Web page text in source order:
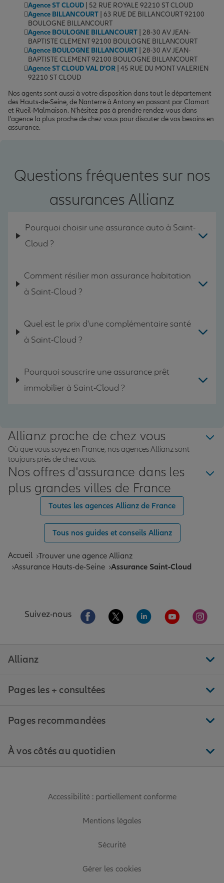
Agence ST CLOUD | 52 RUE ROYALE 92210 ST CLOUD
Agence BILLANCOURT | 63 RUE DE BILLANCOURT 92100
BOULOGNE BILLANCOURT
Agence BOULOGNE BILLANCOURT | 28-30 AV JEAN-
BAPTISTE CLEMENT 92100 BOULOGNE BILLANCOURT
Agence BOULOGNE BILLANCOURT | 28-30 AV JEAN-
BAPTISTE CLEMENT 92100 BOULOGNE BILLANCOURT
Agence ST CLOUD VAL D'OR | 45 RUE DU MONT VALERIEN
92210 ST CLOUD
Nos agents sont aussi à votre disposition dans tout le département
des Hauts-de-Seine, de Nanterre à Antony en passant par Clamart
et Rueil-Malmaison. N'hésitez pas à prendre rendez-vous dans
l'agence la plus proche de chez vous pour discuter de vos besoins en
assurance.
Questions fréquentes sur nos
assurances Allianz
Pourquoi choisir une assurance auto à Saint-
Cloud ?
Comment résilier mon assurance habitation
à Saint-Cloud ?
Quel est le prix d'une complémentaire santé
à Saint-Cloud ?
Pourquoi souscrire une assurance prêt
immobilier à Saint-Cloud ?
Allianz proche de chez vous
Où que vous soyez en France, nos agences Allianz sont
toujours près de chez vous.
Nos offres d'assurance dans les
plus grandes villes de France
Toutes les agences Allianz de France
Tous nos guides et conseils Allianz
Accueil Trouver une agence Allianz
Assurance Hauts-de-Seine Assurance Saint-Cloud
Suivez-nous Aller sur la page Facebook de Allianz
Aller sur la page Twitter de
Aller sur la page
Aller sur la
Aller
Allianz
Pages les + consultées
Pages recommandées
À vos côtés au quotidien
Accessibilité : partiellement conforme
Mentions légales
Sécurité
Gérer les cookies